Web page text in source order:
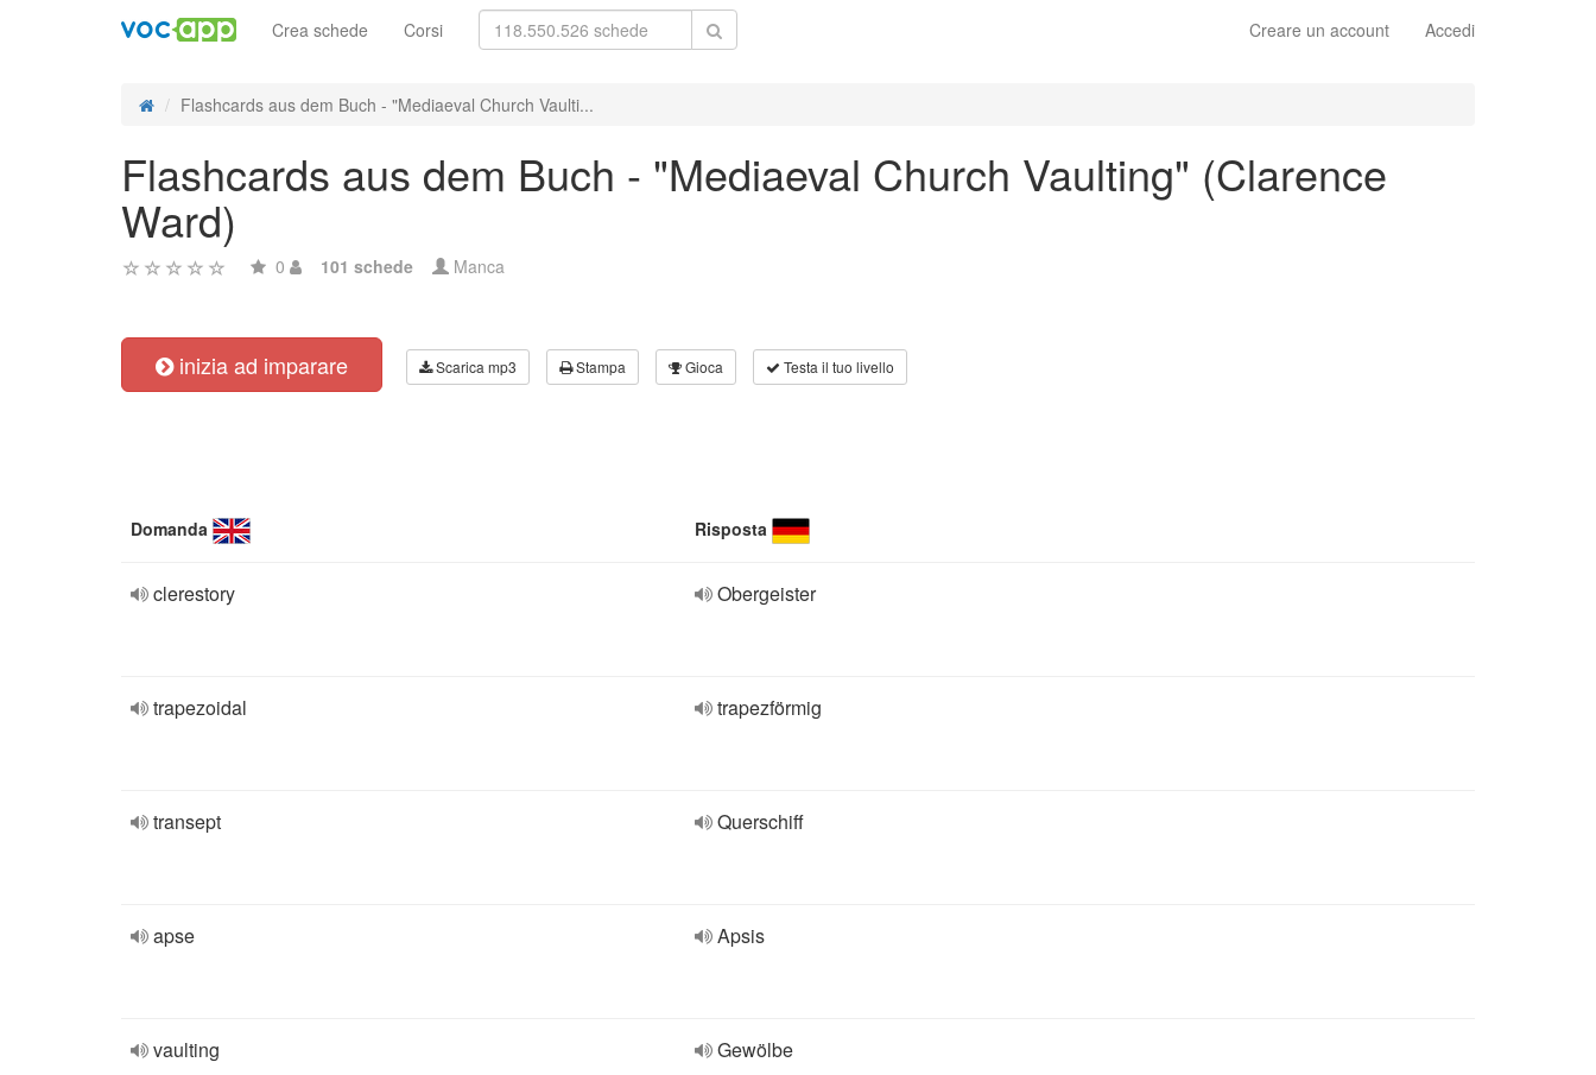
Creare un account Accedi
Crea schede Corsi
Flashcards aus dem Buch - "Mediaeval Church Vaulti...
Flashcards aus dem Buch - "Mediaeval Church Vaulting" (Clarence
Ward)
0 101 schede Manca
inizia ad imparare Scarica mp3 Stampa Gioca Testa il tuo livello
Domanda Risposta
clerestory Obergeister
trapezoidal trapezförmig
transept Querschiff
apse Apsis
vaulting Gewölbe